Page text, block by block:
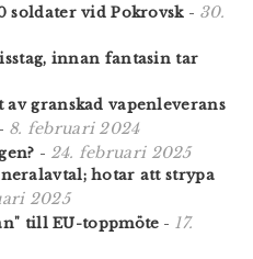
soldater vid Pokrovsk- 30.
innan fantasin tar
granskad vapenleverans
8. februari 2024
- 24. februari 2025
hotar att strypa
2025
till EU-toppmöte - 17.